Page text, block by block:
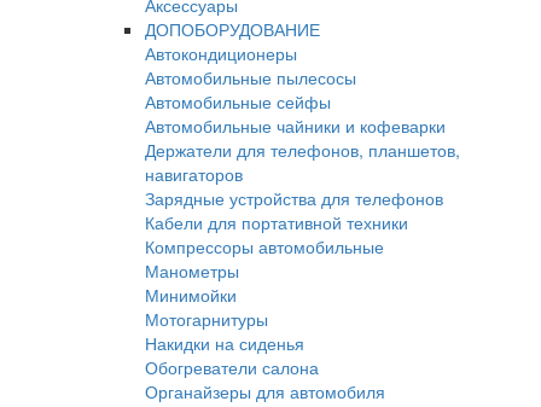
Аксессуары
ДОПОБОРУДОВАНИЕ
Автокондиционеры
Автомобильные пылесосы
Автомобильные сейфы
Автомобильные чайники и кофеварки
Держатели для телефонов, планшетов,
навигаторов
Зарядные устройства для телефонов
Кабели для портативной техники
Компрессоры автомобильные
Манометры
Минимойки
Мотогарнитуры
Накидки на сиденья
Обогреватели салона
Органайзеры для автомобиля